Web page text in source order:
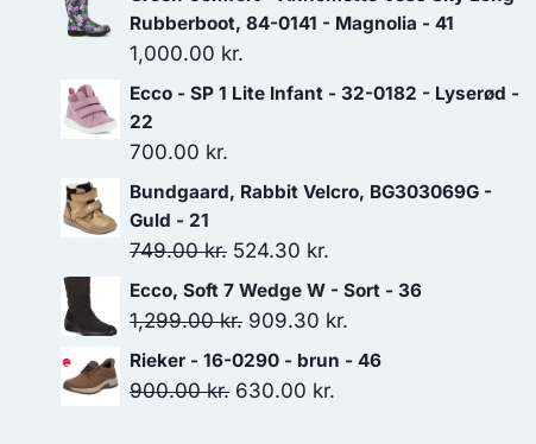
Rubberboot, 84-0141 - Magnolia - 41
1,000.00 kr.
Ecco - SP 1 Lite Infant - 32-0182 - Lyserød -
22
700.00 kr.
Bundgaard, Rabbit Velcro, BG303069G -
Guld - 21
749.00kr. Den
oprindelige
pris
749.00 kr..
524.30 kr.
aktuelle
pris
Ecco, Soft 7 Wedge W - Sort - 36
1,299.00kr. Den
oprindelige
pris
909.30 kr.
aktuelle
Rieker - 16-0290 - brun - 46
900.00kr. Den
630.00 kr.